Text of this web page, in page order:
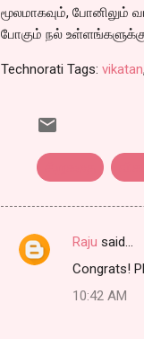
மூலமாகவும், போனிலும்
போகும் நல்
Technorati Tags: vikatan,
C
Raju said…
Congrats!
10:42 AM